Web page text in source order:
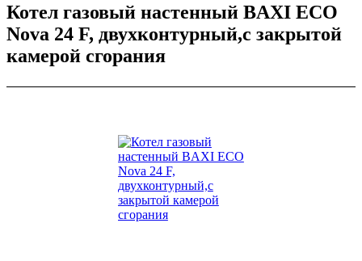
Котел газовый настенный BAXI ECO
Nova 24 F, двухконтурный,с закрытой
камерой сгорания